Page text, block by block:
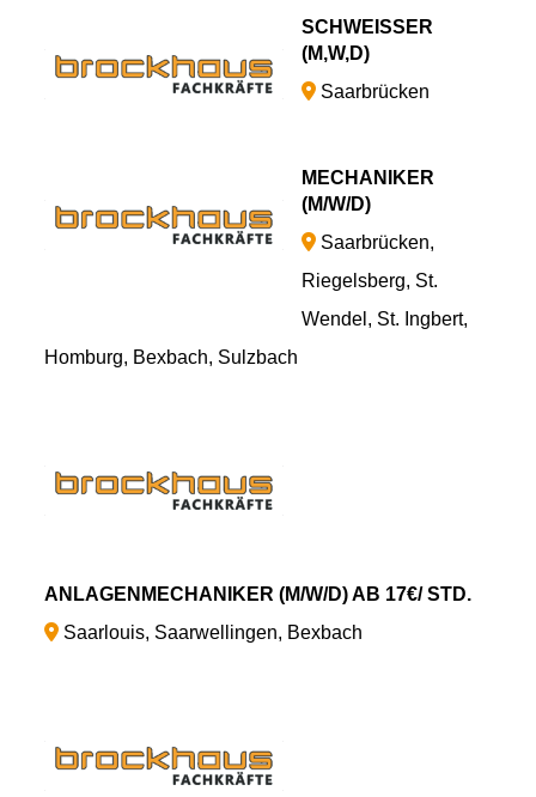
SCHWEISSER (
M,W,D)
Saarbrücken
MECHANIKER
(M/W/D)
Saarbrücken,
Riegelsberg, St.
Wendel, St. Ingbert,
Homburg, Bexbach, Sulzbach
ANLAGENMECHANIKER (M/W/D) AB 17€/ STD.
Saarlouis, Saarwellingen, Bexbach